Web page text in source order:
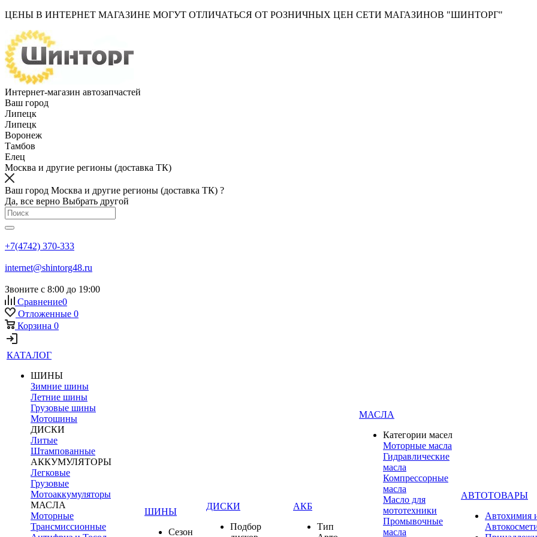
ЦЕНЫ В ИНТЕРНЕТ МАГАЗИНЕ МОГУТ ОТЛИЧАТЬСЯ ОТ РОЗНИЧНЫХ ЦЕН СЕТИ МАГАЗИНОВ "ШИНТОРГ"
Интернет-магазин автозапчастей
Ваш город
Липецк
Липецк
Воронеж
Тамбов
Елец
Москва и другие регионы (доставка ТК)
Ваш город Москва и другие регионы (доставка ТК) ?
Да, все верно Выбрать другой
+7(4742) 370-333
internet@shintorg48.ru
Звоните с 8:00 до 19:00
Сравнение0
Отложенные 0
Корзина 0
КАТАЛОГ
ШИНЫ
Зимние шины
Летние шины
Грузовые шины
Мотошины
ДИСКИ
Литые
Штампованные
АККУМУЛЯТОРЫ
Легковые
Грузовые
Мотоаккумуляторы
МАСЛА
Моторные
Трансмиссионные
ШИНЫ
Сезон
ДИСКИ
Подбор
АКБ
Тип
МАСЛА
Категории масел
Моторные масла
Гидравлические
масла
Компрессорные
масла
Масло для
мототехники
Промывочные
масла
АВТОТОВАРЫ
Автохимия